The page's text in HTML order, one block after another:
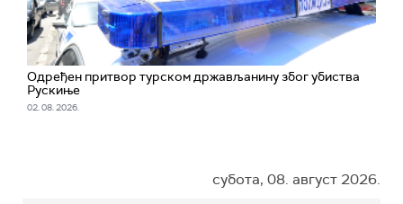
Одређен притвор турском држављанину због убиства
Рускиње
02. 08. 2026.
субота, 08. август 2026.